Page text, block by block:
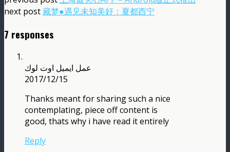
next post藏梦●遇见未知美好：夏都西宁
7 responses
عمل ايميل اوت لوك
2017/12/15
Thanks meant for sharing such a nice
contemplating, piece off content is
good, thats why i have read it entirely
Reply